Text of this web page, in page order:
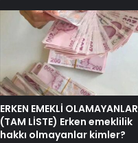
ERKEN EMEKLİ OLAMAYANLAR
(TAM LİSTE) Erken emeklilik
hakkı olmayanlar kimler?